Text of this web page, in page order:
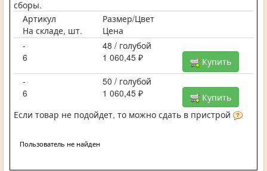
сборы.
Артикул
Размер/Цвет
На складе, шт.
Цена
-
48 / голубой
6
1 060,45 ₽
Купить
-
50 / голубой
6
1 060,45 ₽
Купить
Если товар не подойдет, то можно сдать в пристрой
Пользователь не найден